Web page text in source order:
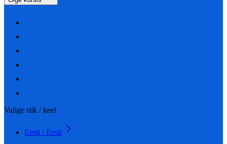
Valige riik / keel
Eesti / Eesti